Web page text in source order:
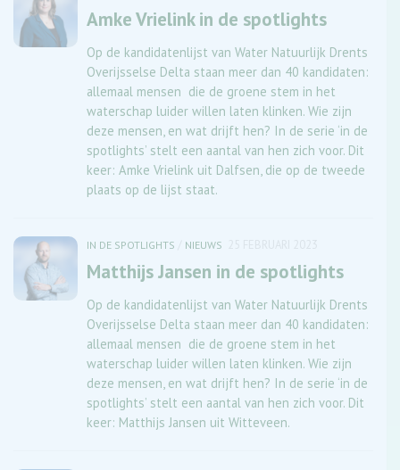
Amke Vrielink in de spotlights
Op de kandidatenlijst van Water Natuurlijk Drents
Overijsselse Delta staan meer dan 40 kandidaten:
allemaal mensen die de groene stem in het
waterschap luider willen laten klinken. Wie zijn
deze mensen, en wat drijft hen? In de serie ‘in de
spotlights’ stelt een aantal van hen zich voor. Dit
keer: Amke Vrielink uit Dalfsen, die op de tweede
plaats op de lijst staat.
IN DE SPOTLIGHTS NIEUWS
Matthijs Jansen in de spotlights
Op de kandidatenlijst van Water Natuurlijk Drents
Overijsselse Delta staan meer dan 40 kandidaten:
allemaal mensen die de groene stem in het
waterschap luider willen laten klinken. Wie zijn
deze mensen, en wat drijft hen? In de serie ‘in de
spotlights’ stelt een aantal van hen zich voor. Dit
keer: Matthijs Jansen uit Witteveen.